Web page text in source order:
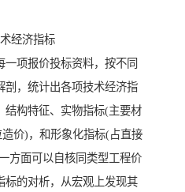
经济指标
项报价投标资料，按不同
剖，统计出各项技术经济指
结构特征、实物指标(主要材
价)，和形象化指标(占直接
方面可以自核同类型工程价
标的对析，从宏观上发现其